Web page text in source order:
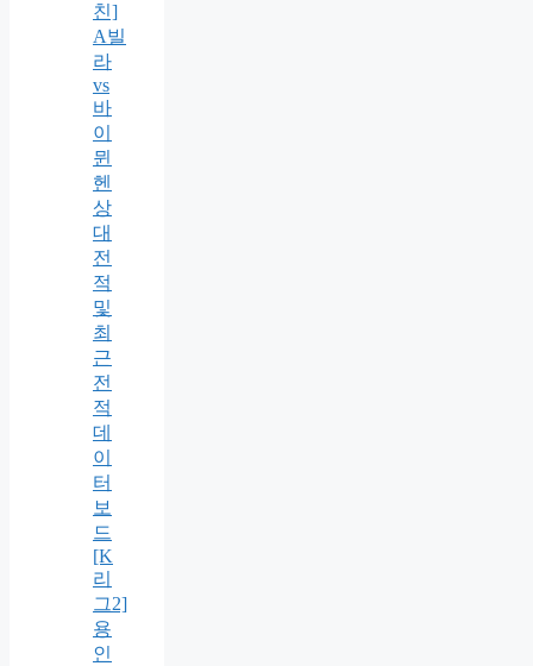
친]
A빌
라
vs
바
이
뮌
헨
상
대
전
적
및
최
근
전
적
데
이
터
보
드
[K
리
그2]
용
인